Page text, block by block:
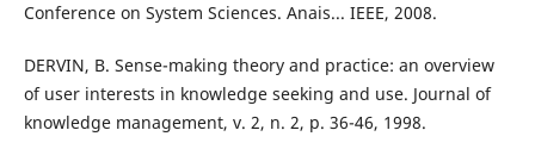
Conference on System Sciences. Anais... IEEE, 2008.
DERVIN, B. Sense-making theory and practice: an overview
of user interests in knowledge seeking and use. Journal of
knowledge management, v. 2, n. 2, p. 36-46, 1998.